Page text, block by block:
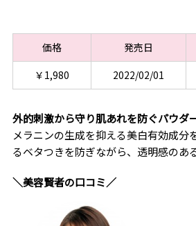
価格 発売日
￥1,980
2022/02/01
外的刺激から守り肌あれを防ぐパウダ
メラニンの生成を抑える美白有効成分
るベタつきを防ぎながら、透明感のあ
＼美容賢者の口コミ／